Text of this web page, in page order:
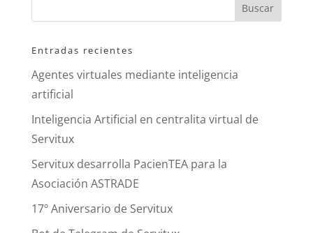
Entradas recientes
Agentes virtuales mediante inteligencia
artificial
Inteligencia Artificial en centralita virtual de
Servitux
Servitux desarrolla PacienTEA para la
Asociación ASTRADE
17º Aniversario de Servitux